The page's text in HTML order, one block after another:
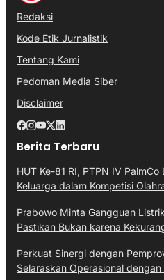
Redaksi
Kode Etik Jurnalistik
Tentang Kami
Pedoman Media Siber
Disclaimer
Berita Terbaru
HUT Ke-81 RI, PTPN IV
Keluarga dalam Kompetisi
Prabowo Minta Gangguan
Pastikan Bukan karena
Perkuat Sinergi dengan
Selaraskan Operasional